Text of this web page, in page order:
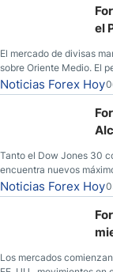
el
El mercado de divisas
sobre Oriente Medio. El
y los operadores
Unidos.
Noticias Forex Hoy
Tanto el Dow Jones 30
encuentra nuevos
llamadas de ganancias;
esperanzas; el dólar
yen; el peso mexicano
Noticias Forex Hoy
Los mercados